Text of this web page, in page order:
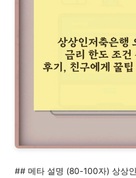
## 메타 설명 (80-100자) 상상